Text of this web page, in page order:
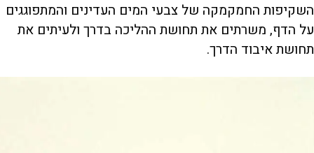
השקיפות החמקמקה של צבעי המים העדינים והמתפוגגים
על הדף, משרתים את תחושת ההליכה בדרך ולעיתים את
תחושת איבוד הדרך.